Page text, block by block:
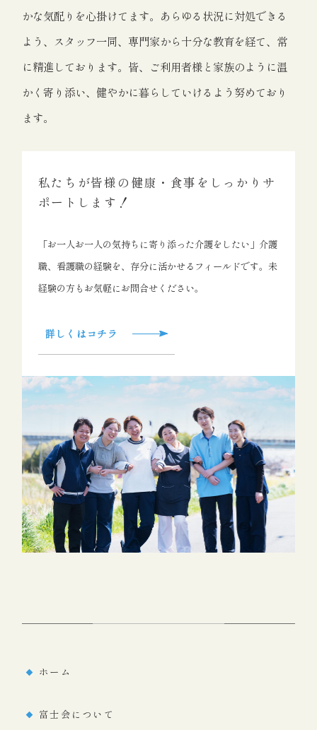
かな気配りを心掛けてます。あらゆる状況に対処できる
よう、スタッフ一同、専門家から十分な教育を経て、常
に精進しております。皆、ご利用者様と家族のように温
かく寄り添い、健やかに暮らしていけるよう努めており
ます。
私たちが皆様の健康・食事をしっかりサ
ポートします！
「お一人お一人の気持ちに寄り添った介護をしたい」介護
職、看護職の経験を、存分に活かせるフィールドです。未
経験の方もお気軽にお問合せください。
詳しくはコチラ
ホーム
富士会について